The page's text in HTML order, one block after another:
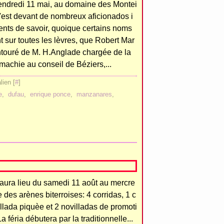
11 mai, au domaine des Montei
devant de nombreux aficionados i
de savoir, quoique certains noms
sur toutes les lèvres, que Robert Mar
de M. H.Anglade chargée de la
au conseil de Béziers,...
[#]
, dufau, enrique ponce, manzanares,
lieu du samedi 11 août au mercre
des arènes biterroises: 4 corridas, 1 c
piquèe et 2 novilladas de promoti
féria débutera par la traditionnelle...